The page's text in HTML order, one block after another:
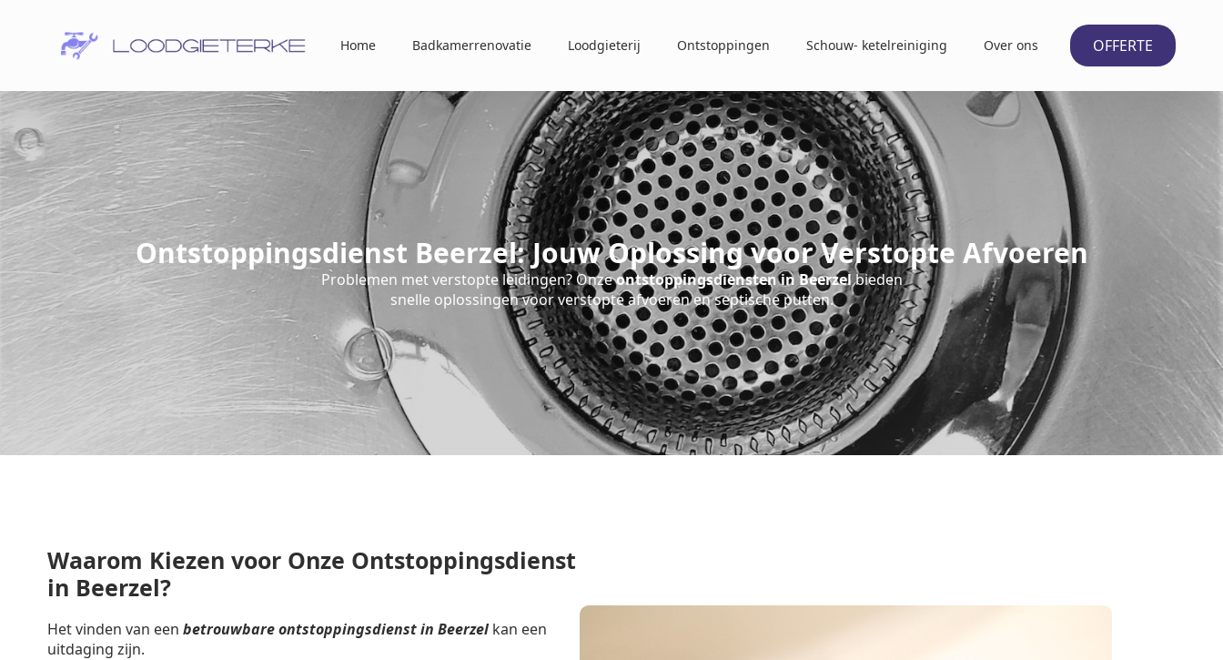
Home Badkamerrenovatie Loodgieterij Ontstoppingen Schouw- ketelreiniging Over ons OFFERTE
Ontstoppingsdienst Beerzel: Jouw Oplossing voor Verstopte Afvoeren
Problemen met verstopte leidingen? Onzeontstoppingsdiensten in Beerzelbieden
snelle oplossingen voor verstopte afvoeren en septische putten.
Waarom Kiezen voor Onze Ontstoppingsdienst
in Beerzel?
Het vinden van een betrouwbare ontstoppingsdienst in Beerzel kan een
uitdaging zijn.